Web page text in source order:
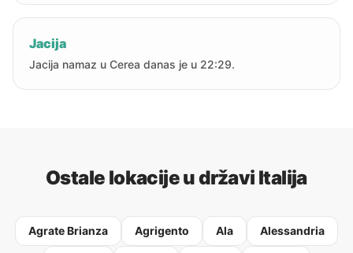
Jacija
Jacija namaz u Cerea danas je u 22:29.
Ostale lokacije u državi Italija
Agrate Brianza Agrigento Ala Alessandria